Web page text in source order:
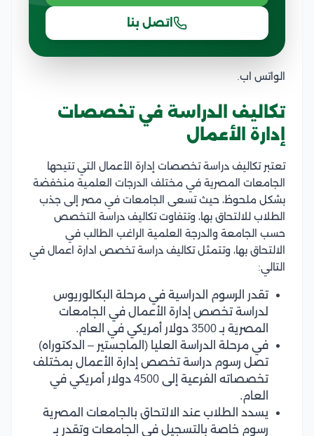
اتصل بنا
الواتس اب.
تكاليف الدراسة في تخصصات
إدارة الأعمال
تعتبر تكاليف دراسة تخصصات إدارة الأعمال التي تتيحها
الجامعات المصرية في مختلف الدرجات العلمية منخفضة
بشكل ملحوظ، حيث تسعى الجامعات في مصر إلى جذب
الطلاب للالتحاق بها، وتتفاوت تكاليف دراسة التخصص
حسب الجامعة والدرجة العلمية الراغب الطالب في
الالتحاق بها، وتتمثل تكاليف دراسة تخصص ادارة اعمال في
التالي:
تقدر الرسوم الدراسية في مرحلة البكالوريوس
لدراسة تخصص إدارة الأعمال في الجامعات
المصرية بـ 3500 دولار أمريكي في العام.
في مرحلة الدراسة العليا (الماجستير – الدكتوراه)
تصل رسوم دراسة تخصص إدارة الأعمال بمختلف
تخصصاته الفرعية إلى 4500 دولار أمريكي في
العام.
يسدد الطلاب عند الالتحاق بالجامعات المصرية
رسوم خاصة بالتسجيل في الجامعات وتقدر بـ